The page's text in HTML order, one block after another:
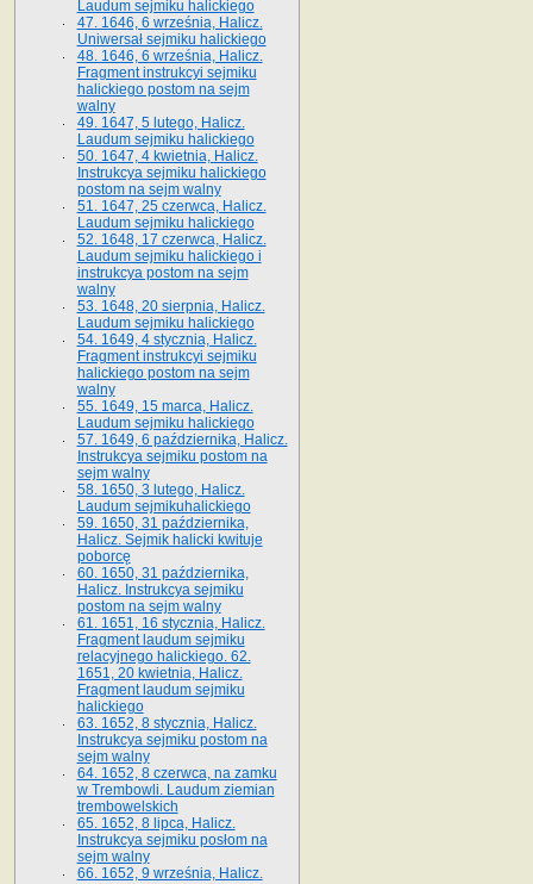
Laudum sejmiku halickiego
47. 1646, 6 września, Halicz.
Uniwersał sejmiku halickiego
48. 1646, 6 września, Halicz.
Fragment instrukcyi sejmiku
halickiego postom na sejm
walny
49. 1647, 5 lutego, Halicz.
Laudum sejmiku halickiego
50. 1647, 4 kwietnia, Halicz.
Instrukcya sejmiku halickiego
postom na sejm walny
51. 1647, 25 czerwca, Halicz.
Laudum sejmiku halickiego
52. 1648, 17 czerwca, Halicz.
Laudum sejmiku halickiego i
instrukcya postom na sejm
walny
53. 1648, 20 sierpnia, Halicz.
Laudum sejmiku halickiego
54. 1649, 4 stycznia, Halicz.
Fragment instrukcyi sejmiku
halickiego postom na sejm
walny
55. 1649, 15 marca, Halicz.
Laudum sejmiku halickiego
57. 1649, 6 października, Halicz.
Instrukcya sejmiku postom na
sejm walny
58. 1650, 3 lutego, Halicz.
Laudum sejmikuhalickiego
59. 1650, 31 października,
Halicz. Sejmik halicki kwituje
poborcę
60. 1650, 31 października,
Halicz. Instrukcya sejmiku
postom na sejm walny
61. 1651, 16 stycznia, Halicz.
Fragment laudum sejmiku
relacyjnego halickiego. 62.
1651, 20 kwietnia, Halicz.
Fragment laudum sejmiku
halickiego
63. 1652, 8 stycznia, Halicz.
Instrukcya sejmiku postom na
sejm walny
64. 1652, 8 czerwca, na zamku
w Trembowli. Laudum ziemian
trembowelskich
65. 1652, 8 lipca, Halicz.
Instrukcya sejmiku posłom na
sejm walny
66. 1652, 9 września, Halicz.